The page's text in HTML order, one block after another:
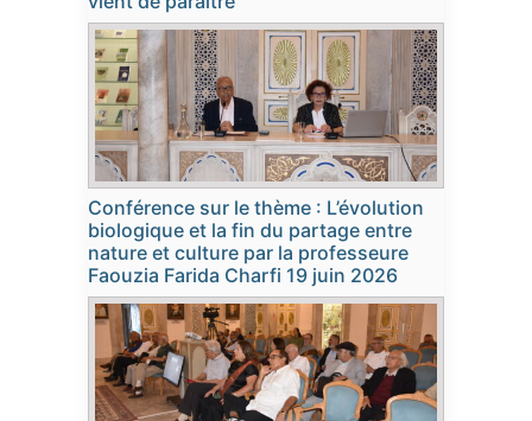
Conférence sur le thème : L’évolution
biologique et la fin du partage entre
nature et culture par la professeure
Faouzia Farida Charfi 19 juin 2026